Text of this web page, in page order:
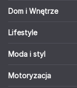
Dom i Wnętrze
Lifestyle
Moda i styl
Motoryzacja